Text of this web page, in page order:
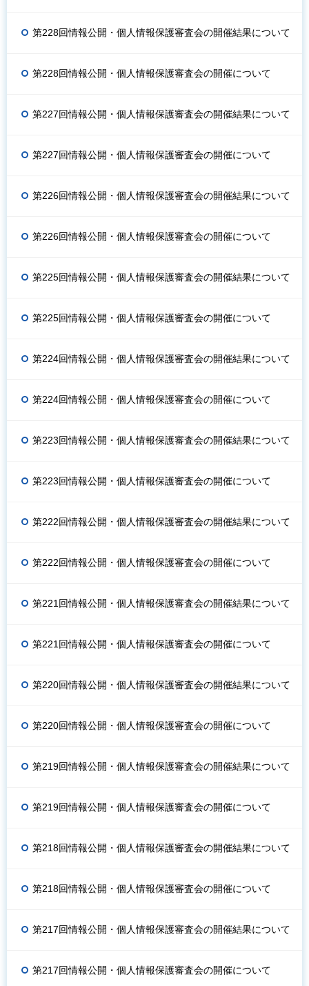
第228回情報公開・個人情報保護審査会の開催結果について
第228回情報公開・個人情報保護審査会の開催について
第227回情報公開・個人情報保護審査会の開催結果について
第227回情報公開・個人情報保護審査会の開催について
第226回情報公開・個人情報保護審査会の開催結果について
第226回情報公開・個人情報保護審査会の開催について
第225回情報公開・個人情報保護審査会の開催結果について
第225回情報公開・個人情報保護審査会の開催について
第224回情報公開・個人情報保護審査会の開催結果について
第224回情報公開・個人情報保護審査会の開催について
第223回情報公開・個人情報保護審査会の開催結果について
第223回情報公開・個人情報保護審査会の開催について
第222回情報公開・個人情報保護審査会の開催結果について
第222回情報公開・個人情報保護審査会の開催について
第221回情報公開・個人情報保護審査会の開催結果について
第221回情報公開・個人情報保護審査会の開催について
第220回情報公開・個人情報保護審査会の開催結果について
第220回情報公開・個人情報保護審査会の開催について
第219回情報公開・個人情報保護審査会の開催結果について
第219回情報公開・個人情報保護審査会の開催について
第218回情報公開・個人情報保護審査会の開催結果について
第218回情報公開・個人情報保護審査会の開催について
第217回情報公開・個人情報保護審査会の開催結果について
第217回情報公開・個人情報保護審査会の開催について